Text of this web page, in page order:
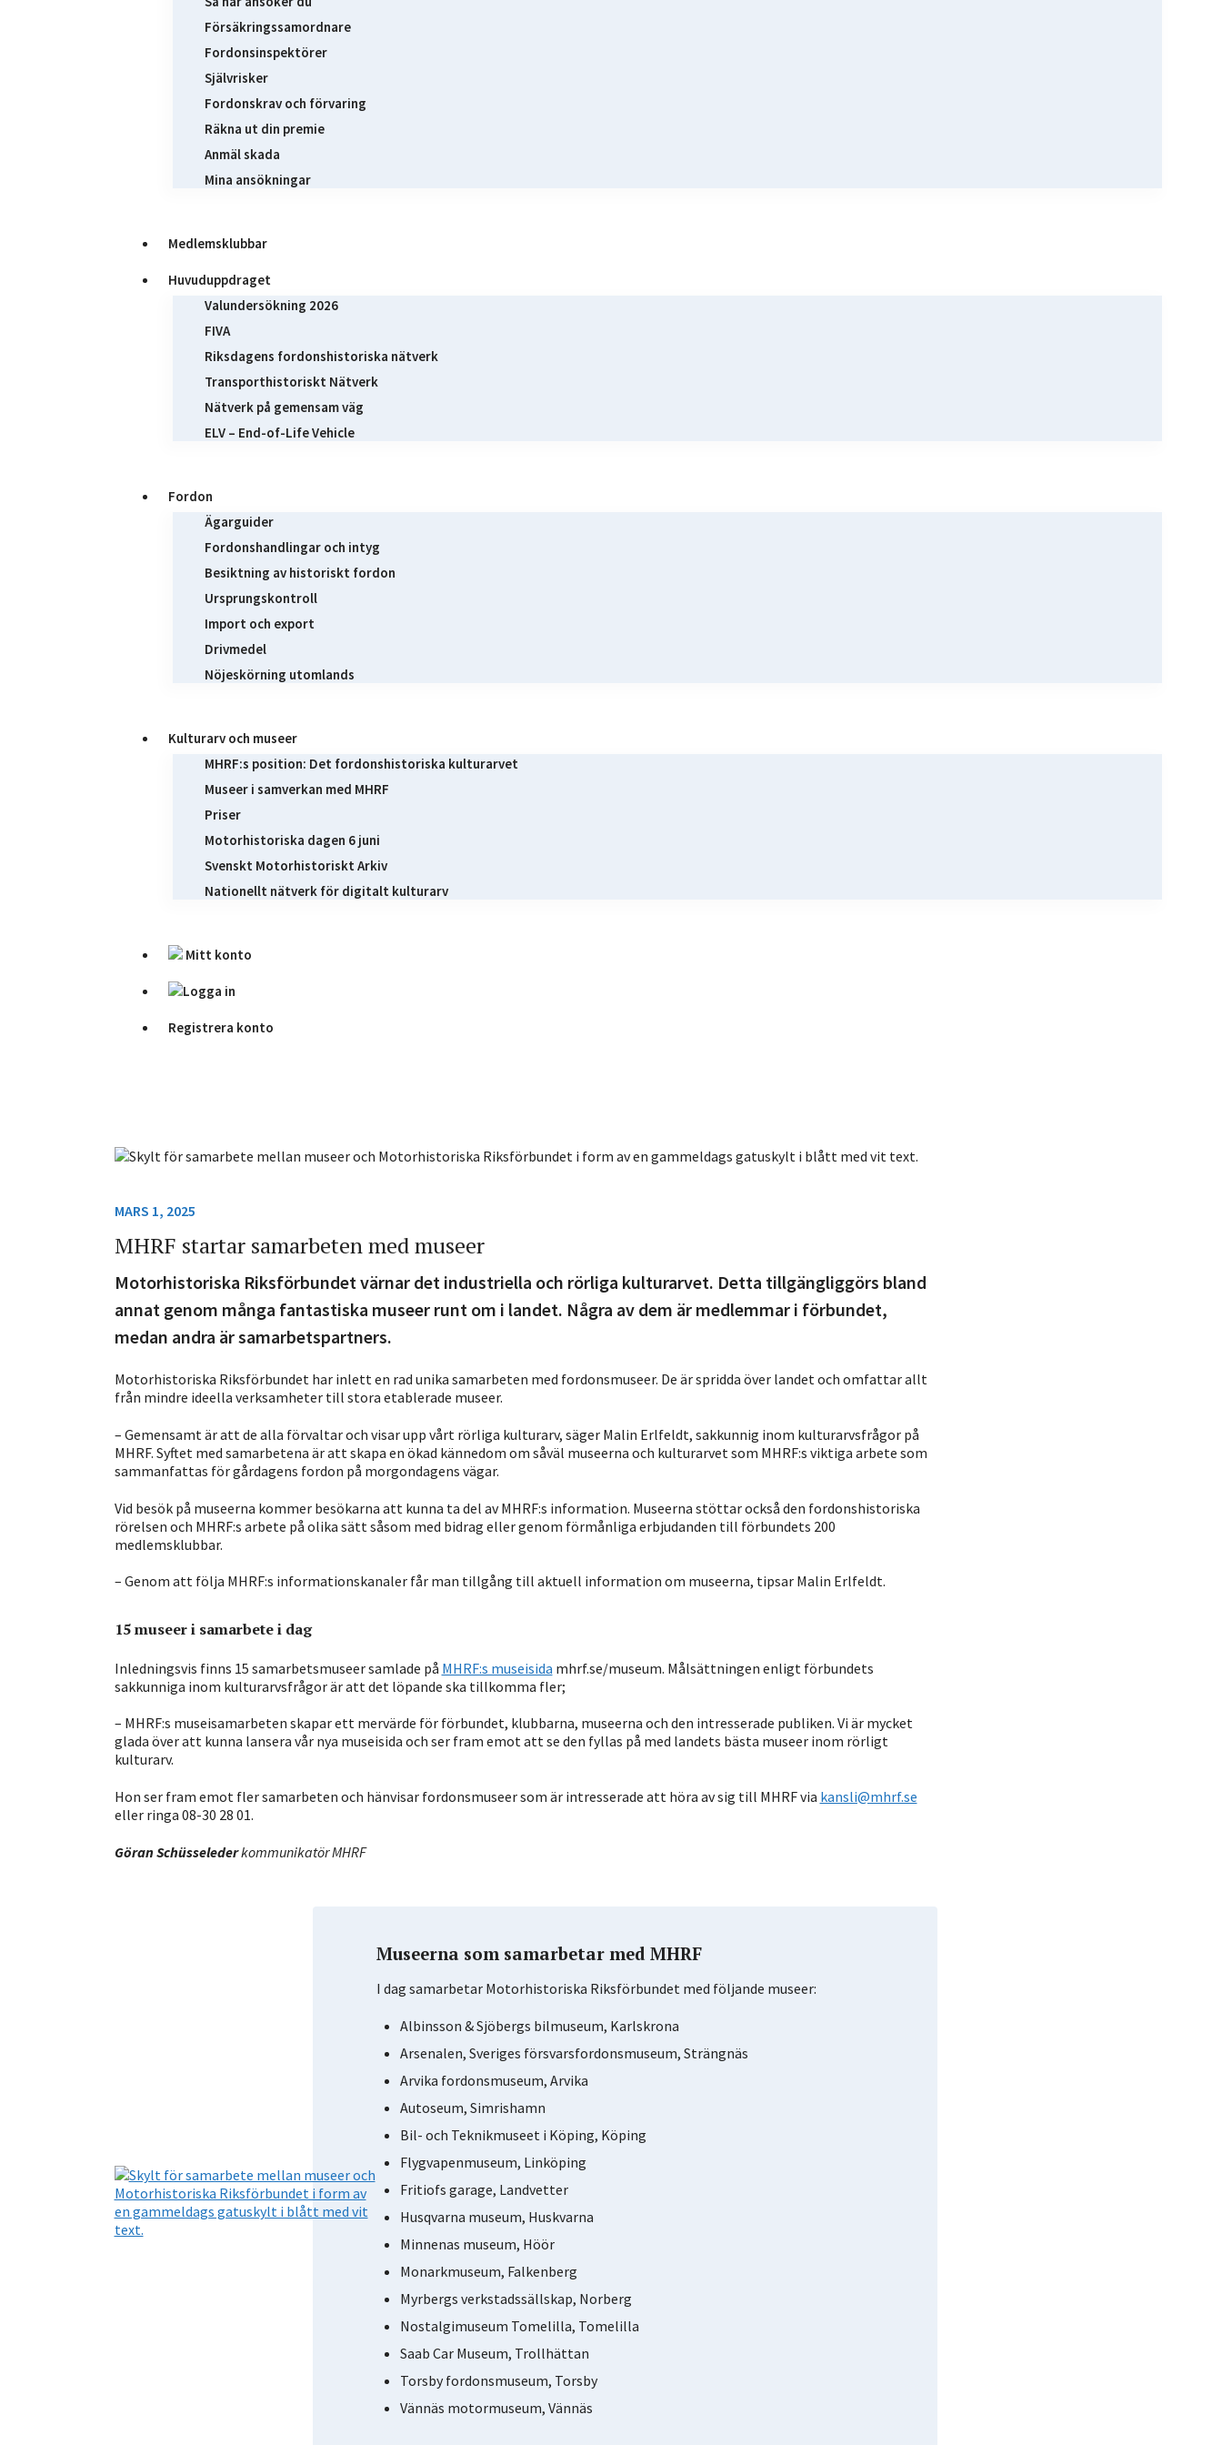
Försäkringssamordnare
Fordonsinspektörer
Självrisker
Fordonskrav och förvaring
Räkna ut din premie
Anmäl skada
Mina ansökningar
Medlemsklubbar
Huvuduppdraget
Valundersökning 2026
FIVA
Riksdagens fordonshistoriska nätverk
Transporthistoriskt Nätverk
Nätverk på gemensam väg
ELV – End-of-Life Vehicle
Fordon
Ägarguider
Fordonshandlingar och intyg
Besiktning av historiskt fordon
Ursprungskontroll
Import och export
Drivmedel
Nöjeskörning utomlands
Kulturarv och museer
MHRF:s position: Det fordonshistoriska kulturarvet
Museer i samverkan med MHRF
Priser
Motorhistoriska dagen 6 juni
Svenskt Motorhistoriskt Arkiv
Nationellt nätverk för digitalt kulturarv
Mitt konto
Logga in
Registrera konto
MARS 1, 2025
MHRF startar samarbeten med museer
Motorhistoriska Riksförbundet värnar det industriella och rörliga kulturarvet. Detta tillgängliggörs bland
annat genom många fantastiska museer runt om i landet. Några av dem är medlemmar i förbundet,
medan andra är samarbetspartners.
Motorhistoriska Riksförbundet har inlett en rad unika samarbeten med fordonsmuseer. De är spridda över landet och omfattar allt
från mindre ideella verksamheter till stora etablerade museer.
– Gemensamt är att de alla förvaltar och visar upp vårt rörliga kulturarv, säger Malin Erlfeldt, sakkunnig inom kulturarvsfrågor på
MHRF. Syftet med samarbetena är att skapa en ökad kännedom om såväl museerna och kulturarvet som MHRF:s viktiga arbete som
sammanfattas för gårdagens fordon på morgondagens vägar.
Vid besök på museerna kommer besökarna att kunna ta del av MHRF:s information. Museerna stöttar också den fordonshistoriska
rörelsen och MHRF:s arbete på olika sätt såsom med bidrag eller genom förmånliga erbjudanden till förbundets 200
medlemsklubbar.
– Genom att följa MHRF:s informationskanaler får man tillgång till aktuell information om museerna, tipsar Malin Erlfeldt.
15 museer i samarbete i dag
Inledningsvis finns 15 samarbetsmuseer samlade på MHRF:s museisida mhrf.se/museum. Målsättningen enligt förbundets
sakkunniga inom kulturarvsfrågor är att det löpande ska tillkomma fler;
– MHRF:s museisamarbeten skapar ett mervärde för förbundet, klubbarna, museerna och den intresserade publiken. Vi är mycket
glada över att kunna lansera vår nya museisida och ser fram emot att se den fyllas på med landets bästa museer inom rörligt
kulturarv.
Hon ser fram emot fler samarbeten och hänvisar fordonsmuseer som är intresserade att höra av sig till MHRF via kansli@mhrf.se
eller ringa 08-30 28 01.
Göran Schüsselederkommunikatör MHRF
Museerna som samarbetar med MHRF
I dag samarbetar Motorhistoriska Riksförbundet med följande museer:
Albinsson & Sjöbergs bilmuseum, Karlskrona
Arsenalen, Sveriges försvarsfordonsmuseum, Strängnäs
Arvika fordonsmuseum, Arvika
Autoseum, Simrishamn
Bil- och Teknikmuseet i Köping, Köping
Flygvapenmuseum, Linköping
Fritiofs garage, Landvetter
Husqvarna museum, Huskvarna
Minnenas museum, Höör
Monarkmuseum, Falkenberg
Myrbergs verkstadssällskap, Norberg
Nostalgimuseum Tomelilla, Tomelilla
Saab Car Museum, Trollhättan
Torsby fordonsmuseum, Torsby
Vännäs motormuseum, Vännäs